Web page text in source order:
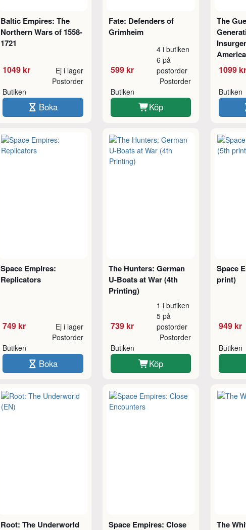
Baltic Empires: The
Northern Wars of 1558-
1721
1049 kr Ej i lager
Butiken
Postorder
Boka
Fate: Defenders of
Grimheim
599 kr
4 i butiken
6 på
postorder
Butiken
Postorder
Köp
The
America
1099 kr
Butiken
Space Empires:
Replicators
749 kr Ej i lager
Butiken
Postorder
Boka
The Hunters: German
U-Boats at War (4th
Printing)
739 kr
1 i butiken
5 på
postorder
Butiken
Postorder
Köp
Space
print)
949 kr
Butiken
Root: The Underworld
Space Empires: Close
The